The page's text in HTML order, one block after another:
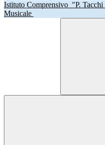
Istituto Comprensivo "P.
Musicale